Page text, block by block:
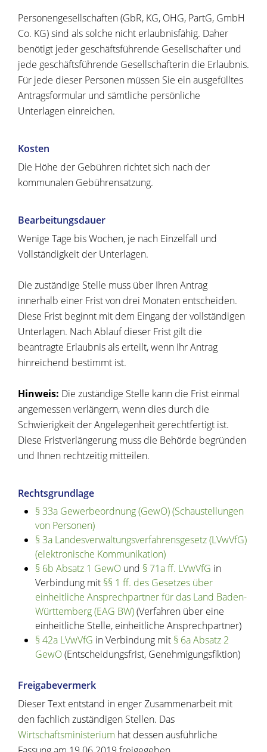
Personengesellschaften (GbR, KG, OHG, PartG, GmbH
Co. KG) sind als solche nicht erlaubnisfähig. Daher
benötigt jeder geschäftsführende Gesellschafter und
jede geschäftsführende Gesellschafterin die Erlaubnis.
Für jede dieser Personen müssen Sie ein ausgefülltes
Antragsformular und sämtliche persönliche
Unterlagen einreichen.
Kosten
Die Höhe der Gebühren richtet sich nach der
kommunalen Gebührensatzung.
Bearbeitungsdauer
Wenige Tage bis Wochen, je nach Einzelfall und
Vollständigkeit der Unterlagen.
Die zuständige Stelle muss über Ihren Antrag
innerhalb einer Frist von drei Monaten entscheiden.
Diese Frist beginnt mit dem Eingang der vollständigen
Unterlagen. Nach Ablauf dieser Frist gilt die
beantragte Erlaubnis als erteilt, wenn Ihr Antrag
hinreichend bestimmt ist.
Hinweis: Die zuständige Stelle kann die Frist einmal
angemessen verlängern, wenn dies durch die
Schwierigkeit der Angelegenheit gerechtfertigt ist.
Diese Fristverlängerung muss die Behörde begründen
und Ihnen rechtzeitig mitteilen.
Rechtsgrundlage
§ 33a Gewerbeordnung (GewO) (Schaustellungen
von Personen)
§ 3a Landesverwaltungsverfahrensgesetz (LVwVfG)
(elektronische Kommunikation)
§ 6b Absatz 1 GewOund § 71a ff. LVwVfG in
Verbindung mit §§ 1 ff. des Gesetzes über
einheitliche Ansprechpartner für das Land Baden-
Württemberg (EAG BW)(Verfahren über eine
einheitliche Stelle, einheitliche Ansprechpartner)
§ 42a LVwVfG in Verbindung mit § 6a Absatz 2
GewO(Entscheidungsfrist, Genehmigungsfiktion)
Freigabevermerk
Dieser Text entstand in enger Zusammenarbeit mit
den fachlich zuständigen Stellen. Das
Wirtschaftsministerium hat dessen ausführliche